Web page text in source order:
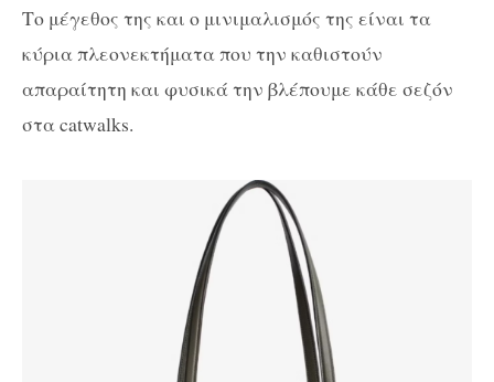
Το μέγεθος της και ο μινιμαλισμός της είναι τα
κύρια πλεονεκτήματα που την καθιστούν
απαραίτητη και φυσικά την βλέπουμε κάθε σεζόν
στα catwalks.